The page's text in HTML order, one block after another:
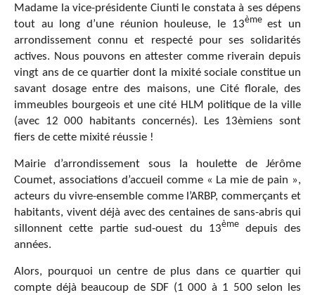
Madame la vice-présidente Ciunti le constata à ses dépens
tout au long d’une réunion houleuse, le 13ème est un
arrondissement connu et respecté pour ses solidarités
actives. Nous pouvons en attester comme riverain depuis
vingt ans de ce quartier dont la mixité sociale constitue un
savant dosage entre des maisons, une Cité florale, des
immeubles bourgeois et une cité HLM politique de la ville
(avec 12 000 habitants concernés). Les 13èmiens sont
fiers de cette mixité réussie !
Mairie d’arrondissement sous la houlette de Jérôme
Coumet, associations d’accueil comme « La mie de pain »,
acteurs du vivre-ensemble comme l’ARBP, commerçants et
habitants, vivent déjà avec des centaines de sans-abris qui
sillonnent cette partie sud-ouest du 13ème depuis des
années.
Alors, pourquoi un centre de plus dans ce quartier qui
compte déjà beaucoup de SDF (1 000 à 1 500 selon les